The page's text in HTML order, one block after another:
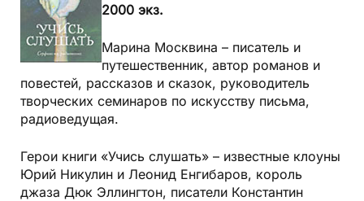
2000 экз.
Марина Москвина – писатель и
путешественник, автор романов и
повестей, рассказов и сказок, руководитель
творческих семинаров по искусству письма,
радиоведущая.
Герои книги «Учись слушать» – известные клоуны
Юрий Никулин и Леонид Енгибаров, король
джаза Дюк Эллингтон, писатели Константин